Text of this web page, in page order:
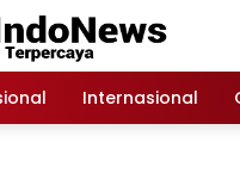
Internasional